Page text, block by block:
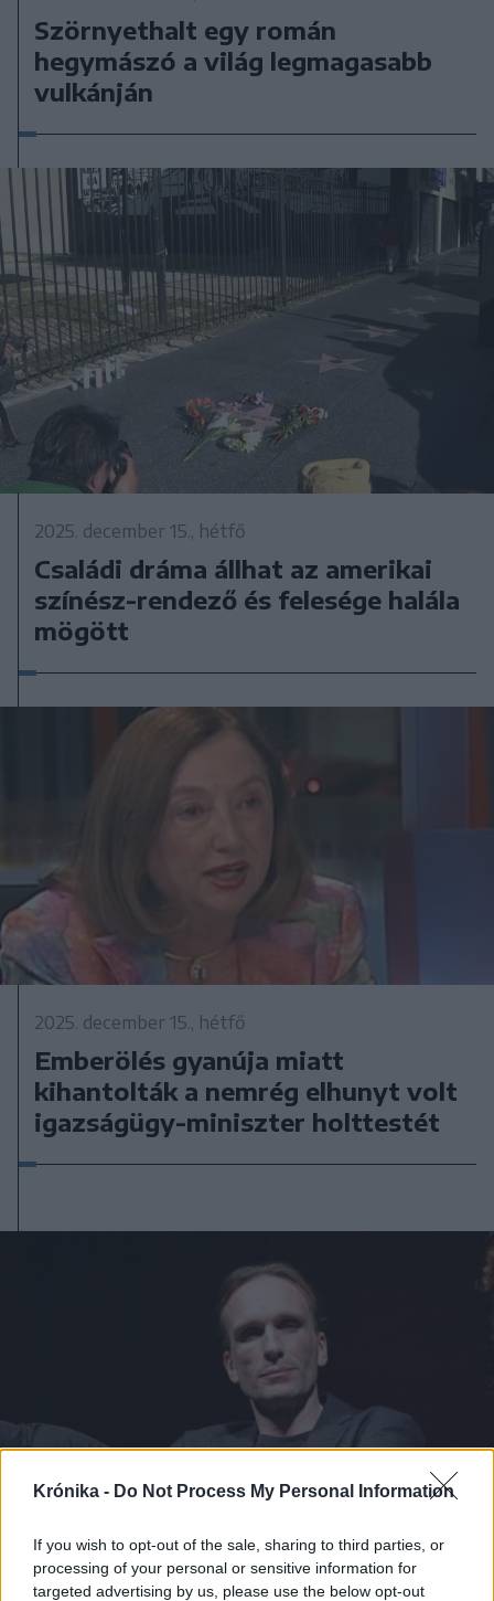
Krónika - Do Not Process My Personal Information
If you wish to opt-out of the sale, sharing to third parties, or
processing of your personal or sensitive information for
targeted advertising by us, please use the below opt-out
Szörnyethalt egy román
hegymászó a világ legmagasabb
vulkánján
2025. december 15., hétfő
Családi dráma állhat az amerikai
színész-rendező és felesége halála
mögött
2025. december 15., hétfő
Emberölés gyanúja miatt
kihantolták a nemrég elhunyt volt
igazságügy-miniszter holttestét